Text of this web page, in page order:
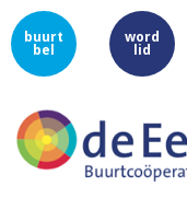
buurt
bel
word
lid